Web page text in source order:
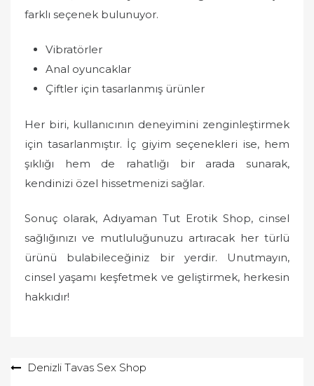
farklı seçenek bulunuyor.
Vibratörler
Anal oyuncaklar
Çiftler için tasarlanmış ürünler
Her biri, kullanıcının deneyimini zenginleştirmek
için tasarlanmıştır. İç giyim seçenekleri ise, hem
şıklığı hem de rahatlığı bir arada sunarak,
kendinizi özel hissetmenizi sağlar.
Sonuç olarak, Adıyaman Tut Erotik Shop, cinsel
sağlığınızı ve mutluluğunuzu artıracak her türlü
ürünü bulabileceğiniz bir yerdir. Unutmayın,
cinsel yaşamı keşfetmek ve geliştirmek, herkesin
hakkıdır!
YazıDenizli Tavas Sex Shop